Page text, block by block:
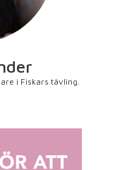
i Fiskars tävling.